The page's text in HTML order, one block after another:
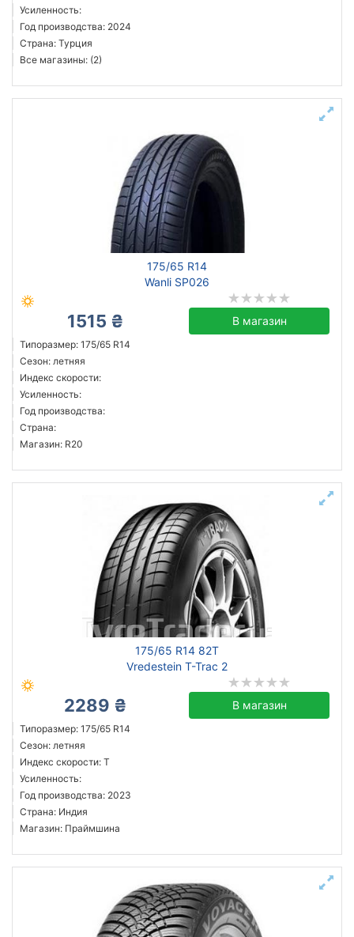
Усиленность:
Год производства: 2024
Страна: Турция
Все магазины: (2)
175/65 R14
Wanli SP026
1515 ₴ В магазин
Типоразмер: 175/65 R14
Сезон: летняя
Индекс скорости:
Усиленность:
Год производства:
Страна:
Магазин: R20
175/65 R14 82T
Vredestein T-Trac 2
2289 ₴ В магазин
Типоразмер: 175/65 R14
Сезон: летняя
Индекс скорости: T
Усиленность:
Год производства: 2023
Страна: Индия
Магазин: Праймшина